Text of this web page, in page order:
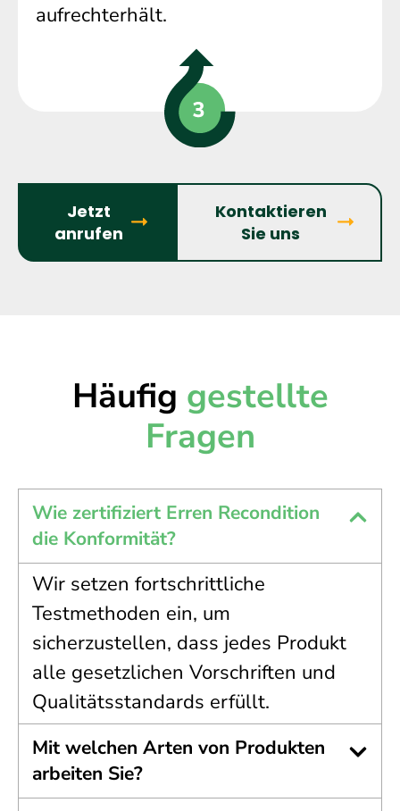
aufrechterhält.
Jetzt
anrufen
Kontaktieren
Sie uns
Häufig gestellte
Fragen
Wie zertifiziert Erren Recondition
die Konformität?
Wir setzen fortschrittliche
Testmethoden ein, um
sicherzustellen, dass jedes Produkt
alle gesetzlichen Vorschriften und
Qualitätsstandards erfüllt.
Mit welchen Arten von Produkten
arbeiten Sie?